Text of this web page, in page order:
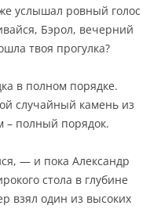
услышал ровный голос
Бэрол, вечерний
твоя прогулка?
в полном порядке.
случайный камень из
– полный порядок.
— и пока Александр
стола в глубине
взял один из высоких